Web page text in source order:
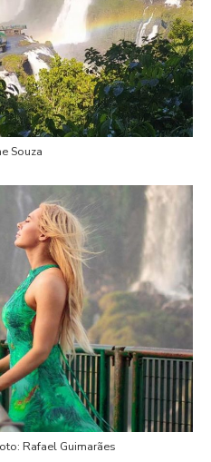
Souza
Rafael Guimarães